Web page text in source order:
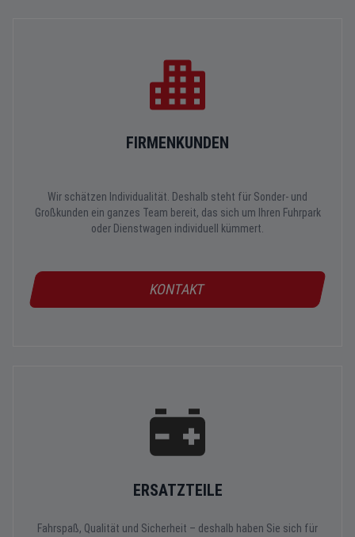
FIRMENKUNDEN
Wir schätzen Individualität. Deshalb steht für Sonder- und
Großkunden ein ganzes Team bereit, das sich um Ihren Fuhrpark
oder Dienstwagen individuell kümmert.
KONTAKT
ERSATZTEILE
Fahrspaß, Qualität und Sicherheit – deshalb haben Sie sich für